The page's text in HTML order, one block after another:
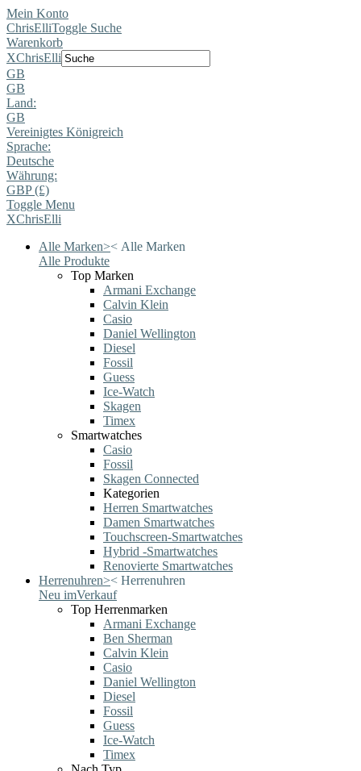
Mein Konto
ChrisElliToggle Suche
Warenkorb
XChrisElli
GB
GB
Land:
GB
Vereinigtes Königreich
Sprache:
Deutsche
Währung:
GBP (£)
Toggle Menu
XChrisElli
Alle Marken>< Alle Marken
Alle Produkte
Top Marken
Armani Exchange
Calvin Klein
Casio
Daniel Wellington
Diesel
Fossil
Guess
Ice-Watch
Skagen
Timex
Smartwatches
Casio
Fossil
Skagen Connected
Kategorien
Herren Smartwatches
Damen Smartwatches
Touchscreen-Smartwatches
Hybrid -Smartwatches
Renovierte Smartwatches
Herrenuhren>< Herrenuhren
Neu imVerkauf
Top Herrenmarken
Armani Exchange
Ben Sherman
Calvin Klein
Casio
Daniel Wellington
Diesel
Fossil
Guess
Ice-Watch
Timex